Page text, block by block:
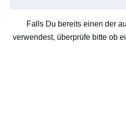
Falls Du bereits einen der
verwendest, überprüfe bitte ob